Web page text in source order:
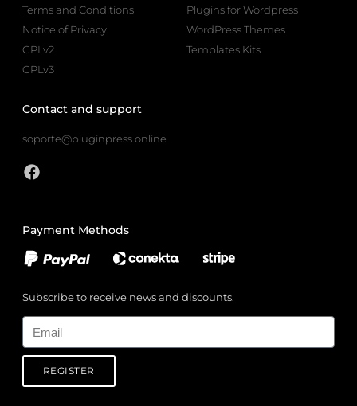
Terms and Conditions
Notice of Privacy
GPLv2
GPLv3
Plugins for Wordpress
WordPress Themes
Templates Kits
Contact and support
soporte@pluginpress.online
Payment Methods
Subscribe to receive news and discounts.
REGISTER